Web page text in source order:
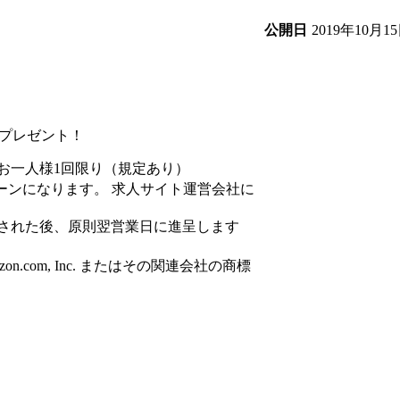
レゼント！
人様1回限り（規定あり）
になります。 求人サイト運営会社に
た後、原則翌営業日に進呈します
Inc. またはその関連会社の商標
公開日 2019年10月